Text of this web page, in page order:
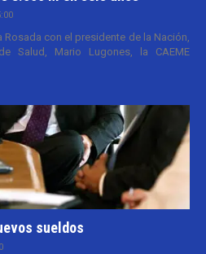
Rosada con el presidente de la Nación,
Salud, Mario Lugones, la CAEME
sueldos